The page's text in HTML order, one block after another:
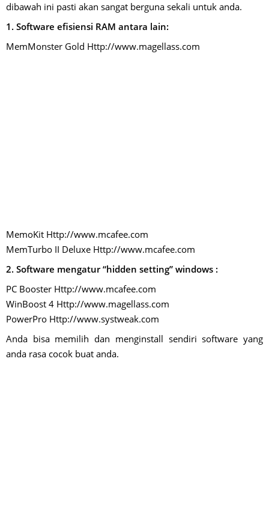
dibawah ini pasti akan sangat berguna sekali untuk anda.
1. Software efisiensi RAM antara lain:
MemMonster Gold Http://www.magellass.com
MemoKit Http://www.mcafee.com
MemTurbo II Deluxe Http://www.mcafee.com
2. Software mengatur “hidden setting” windows :
PC Booster Http://www.mcafee.com
WinBoost 4 Http://www.magellass.com
PowerPro Http://www.systweak.com
Anda bisa memilih dan menginstall sendiri software yang
anda rasa cocok buat anda.